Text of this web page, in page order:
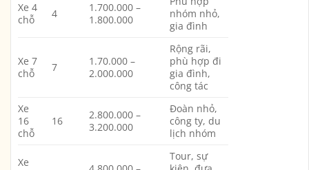
Xe 4
chỗ
4
1.700.000 –
1.800.000
nhóm nhỏ,
gia đình
Xe 7
chỗ
7
1.70.000 –
2.000.000
Rộng rãi,
phù hợp đi
gia đình,
công tác
Xe
16
chỗ
16
2.800.000 –
3.200.000
Đoàn nhỏ,
công ty, du
lịch nhóm
Xe
Tour, sự